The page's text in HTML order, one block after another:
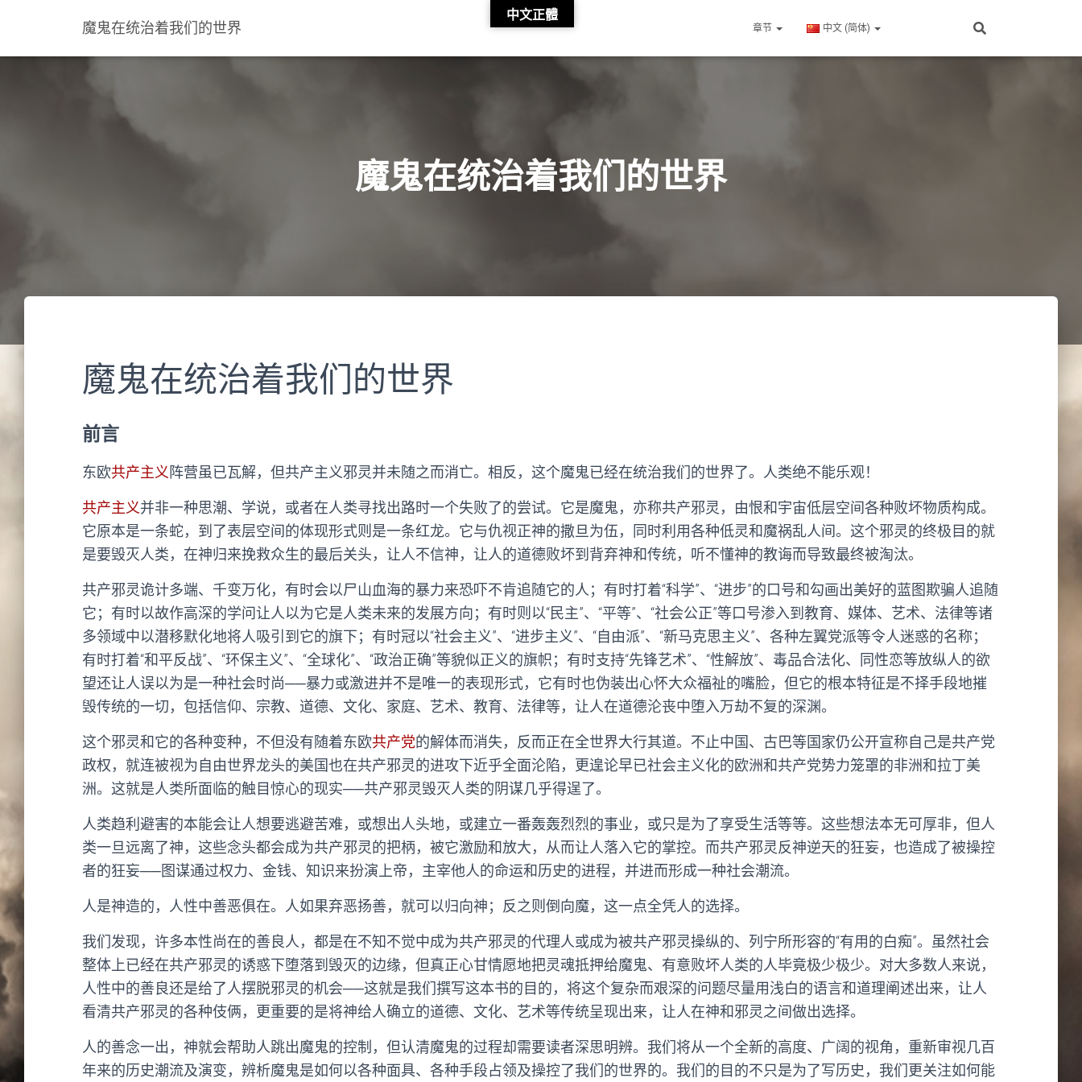
魔鬼在统治着我们的世界 章节 中文 (简体)
魔鬼在统治着我们的世界
魔鬼在统治着我们的世界
前言
东欧共产主义 阵营虽已瓦解，但共产主义邪灵并未随之而消亡。相反，这个魔鬼已经在统治我们的世界了。人类绝不能乐观！
共产主义并非一种思潮、学说，或者在人类寻找出路时一个失败了的尝试。它是魔鬼，亦称共产邪灵，由恨和宇宙低层空间各种败坏物质构成。
它原本是一条蛇，到了表层空间的体现形式则是一条红龙。它与仇视正神的撒旦为伍，同时利用各种低灵和魔祸乱人间。这个邪灵的终极目的就
是要毁灭人类，在神归来挽救众生的最后关头，让人不信神，让人的道德败坏到背弃神和传统，听不懂神的教诲而导致最终被淘汰。
共产邪灵诡计多端、千变万化，有时会以尸山血海的暴力来恐吓不肯追随它的人；有时打着“科学”、“进步”的口号和勾画出美好的蓝图欺骗人追随
它；有时以故作高深的学问让人以为它是人类未来的发展方向；有时则以“民主”、“平等”、“社会公正”等口号渗入到教育、媒体、艺术、法律等诸
多领域中以潜移默化地将人吸引到它的旗下；有时冠以“社会主义”、“进步主义”、“自由派”、“新马克思主义”、各种左翼党派等令人迷惑的名称；
有时打着“和平反战”、“环保主义”、“全球化”、“政治正确”等貌似正义的旗帜；有时支持“先锋艺术”、“性解放”、毒品合法化、同性恋等放纵人的欲
望还让人误以为是一种社会时尚──暴力或激进并不是唯一的表现形式，它有时也伪装出心怀大众福祉的嘴脸，但它的根本特征是不择手段地摧
毁传统的一切，包括信仰、宗教、道德、文化、家庭、艺术、教育、法律等，让人在道德沦丧中堕入万劫不复的深渊。
这个邪灵和它的各种变种，不但没有随着东欧共产党的解体而消失，反而正在全世界大行其道。不止中国、古巴等国家仍公开宣称自己是共产党
政权，就连被视为自由世界龙头的美国也在共产邪灵的进攻下近乎全面沦陷，更遑论早已社会主义化的欧洲和共产党势力笼罩的非洲和拉丁美
洲。这就是人类所面临的触目惊心的现实──共产邪灵毁灭人类的阴谋几乎得逞了。
人类趋利避害的本能会让人想要逃避苦难，或想出人头地，或建立一番轰轰烈烈的事业，或只是为了享受生活等等。这些想法本无可厚非，但人
类一旦远离了神，这些念头都会成为共产邪灵的把柄，被它激励和放大，从而让人落入它的掌控。而共产邪灵反神逆天的狂妄，也造成了被操控
者的狂妄──图谋通过权力、金钱、知识来扮演上帝，主宰他人的命运和历史的进程，并进而形成一种社会潮流。
人是神造的，人性中善恶俱在。人如果弃恶扬善，就可以归向神；反之则倒向魔，这一点全凭人的选择。
我们发现，许多本性尚在的善良人，都是在不知不觉中成为共产邪灵的代理人或成为被共产邪灵操纵的、列宁所形容的“有用的白痴”。虽然社会
整体上已经在共产邪灵的诱惑下堕落到毁灭的边缘，但真正心甘情愿地把灵魂抵押给魔鬼、有意败坏人类的人毕竟极少极少。对大多数人来说，
人性中的善良还是给了人摆脱邪灵的机会──这就是我们撰写这本书的目的，将这个复杂而艰深的问题尽量用浅白的语言和道理阐述出来，让人
看清共产邪灵的各种伎俩，更重要的是将神给人确立的道德、文化、艺术等传统呈现出来，让人在神和邪灵之间做出选择。
人的善念一出，神就会帮助人跳出魔鬼的控制，但认清魔鬼的过程却需要读者深思明辨。我们将从一个全新的高度、广阔的视角，重新审视几百
年来的历史潮流及演变，辨析魔鬼是如何以各种面具、各种手段占领及操控了我们的世界的。我们的目的不只是为了写历史，我们更关注如何能
中文正體